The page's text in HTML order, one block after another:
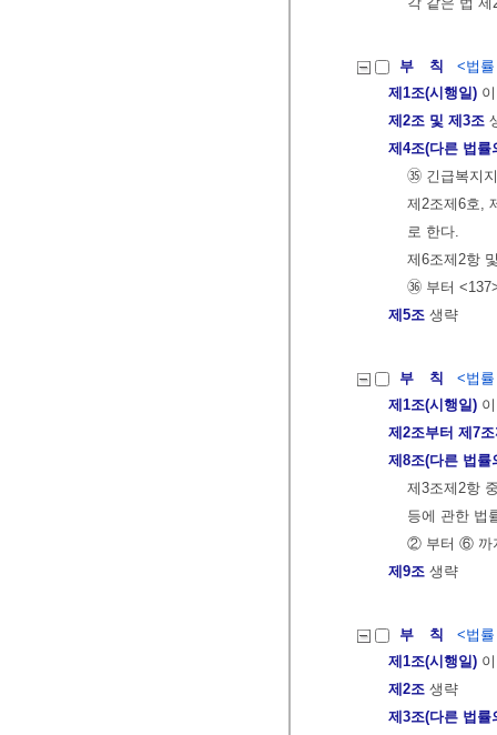
부 칙
<법
제1조(시행일)
제2조 및 제3조
제4조(다른 법률
㉟ 긴급복지
제2조제6호,
로 한다.
제6조제2항
㊱ 부터
제5조 생략
부 칙
<법
제1조(시행일)
제2조부터 제7
제8조(다른 법률
제3조제2항
등에 관한 법
② 부터 ⑥ 까
제9조 생략
부 칙
<법
제1조(시행일)
제2조 생략
제3조(다른 법률